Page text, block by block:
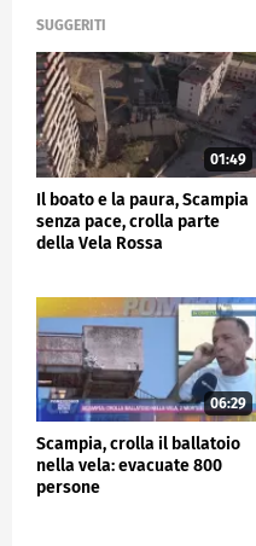
Per ragioni di sicurezza
vicini, evacuate 47
al lavoro con escavatori
sicurezza dell'area.
CRONACA
SUGGERITI
01:49
Il boato e la paura, Scampia
senza pace, crolla parte
della Vela Rossa
06:29
Scampia, crolla il ballatoio
nella vela: evacuate 800
persone